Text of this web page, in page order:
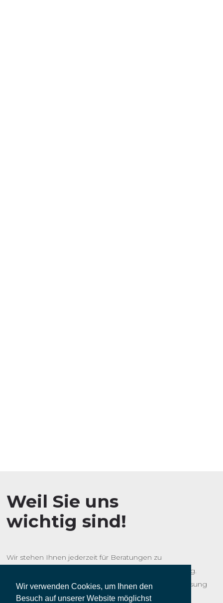
Wir verwenden Cookies, um Ihnen den
Besuch auf unserer Website möglichst
Weil Sie uns
wichtig sind!
Wir stehen Ihnen jederzeit für Beratungen zu
Sonderanfragen und Maßanfertigungen zur Verfügung.
Unsere Mitarbeiter finden garantiert die passende Lösung
für Sie.